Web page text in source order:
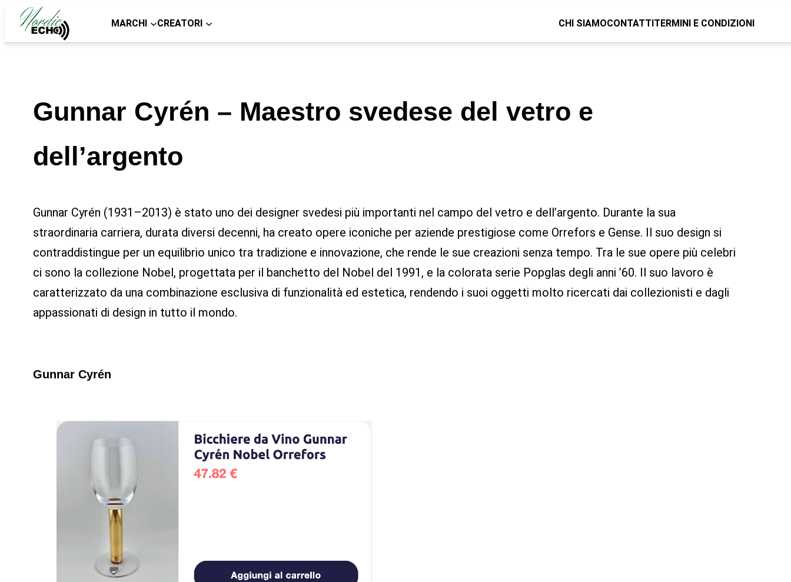
MARCHI CREATORI CHI SIAMOCONTATTI TERMINI E CONDIZIONI
Gunnar Cyrén – Maestro svedese del vetro e
dell’argento
Gunnar Cyrén (1931–2013) è stato uno dei designer svedesi più importanti nel campo del vetro e dell’argento. Durante la sua
straordinaria carriera, durata diversi decenni, ha creato opere iconiche per aziende prestigiose come Orrefors e Gense. Il suo design si
contraddistingue per un equilibrio unico tra tradizione e innovazione, che rende le sue creazioni senza tempo. Tra le sue opere più celebri
ci sono la collezione Nobel, progettata per il banchetto del Nobel del 1991, e la colorata serie Popglas degli anni ’60. Il suo lavoro è
caratterizzato da una combinazione esclusiva di funzionalità ed estetica, rendendo i suoi oggetti molto ricercati dai collezionisti e dagli
appassionati di design in tutto il mondo.
Gunnar Cyrén